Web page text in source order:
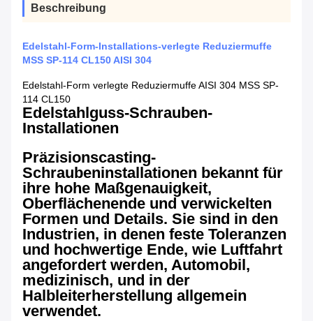
Beschreibung
Edelstahl-Form-Installations-verlegte Reduziermuffe
MSS SP-114 CL150 AISI 304
Edelstahl-Form verlegte Reduziermuffe AISI 304 MSS SP-
114 CL150
Edelstahlguss-Schrauben-
Installationen
Präzisionscasting-
Schraubeninstallationen bekannt für
ihre hohe Maßgenauigkeit,
Oberflächenende und verwickelten
Formen und Details. Sie sind in den
Industrien, in denen feste Toleranzen
und hochwertige Ende, wie Luftfahrt
angefordert werden, Automobil,
medizinisch, und in der
Halbleiterherstellung allgemein
verwendet.